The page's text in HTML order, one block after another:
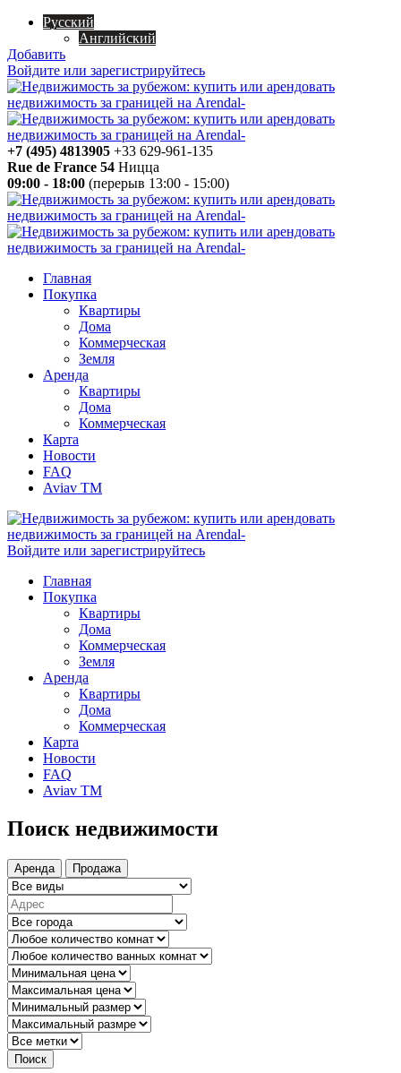
Русский
Английский
Добавить
Войдите или зарегистрируйтесь
+7 (495) 4813905 +33 629-961-135
Rue de France 54 Ницца
09:00 - 18:00 (перерыв 13:00 - 15:00)
Главная
Покупка
Квартиры
Дома
Коммерческая
Земля
Аренда
Квартиры
Дома
Коммерческая
Карта
Новости
FAQ
Aviav TM
Войдите или зарегистрируйтесь
Главная
Покупка
Квартиры
Дома
Коммерческая
Земля
Аренда
Квартиры
Дома
Коммерческая
Карта
Новости
FAQ
Aviav TM
Поиск недвижимости
Аренда Продажа
Поиск